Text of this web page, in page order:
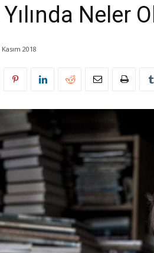
Neler
Kasım 2018